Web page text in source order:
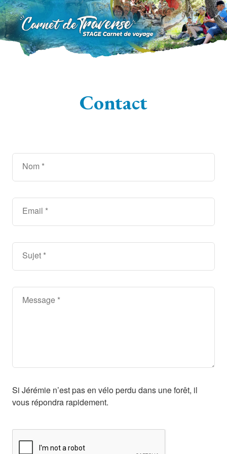
Contact
Nom
Email
Sujet
Message
Si Jérémie n’est pas en vélo perdu dans une forêt, il
vous répondra rapidement.